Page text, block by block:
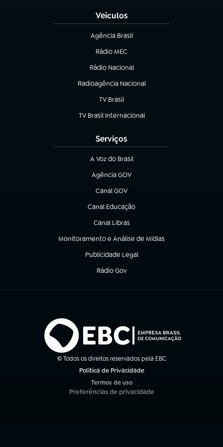
Veículos
Agência Brasil
(abre em nova aba)
Rádio MEC
(abre em nova aba)
Rádio Nacional
Radioagência Nacional
(abre em nova aba)
TV Brasil
(abre em nova aba)
TV Brasil Internacional
(abre em nova aba)
Serviços
A Voz do Brasil
(abre em nova aba)
Agência GOV
(abre em nova aba)
Canal GOV
(abre em nova aba)
Canal Educação
(abre em nova aba)
Canal Libras
(abre em nova aba)
Monitoramento e Análise de Mídias
(abre em nova aba)
Publicidade Legal
(abre em nova aba)
Rádio Gov
(abre em nova aba)
© Todos os direitos reservados pela EBC
Política de Privacidade
Termos de uso
(abre em nova aba)
Preferências de privacidade